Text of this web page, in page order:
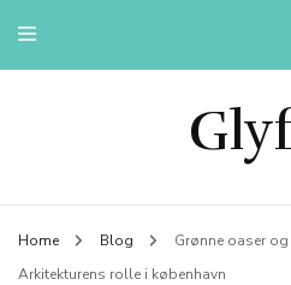
Home Blog
Grønne oaser
Arkitekturens rolle i københavn